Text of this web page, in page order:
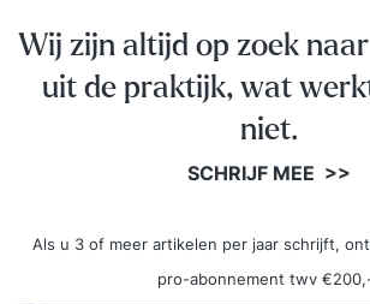
voorafgaand aan de training voor u
casuïstiek in te brengen.
mediatrainingen worden uitsluitend
incompany / maatwerk
inschrijvingstrainingen, waarbij u
te maken met het vertrouwelijke
onze mediatrainingen waarbij u in
Wij zijn altijd op zoek
uit de praktijk, wat
niet.
SCHRIJF MEE >>
Als u 3 of meer artikelen per jaar schrijft,
pro-abonnement twv